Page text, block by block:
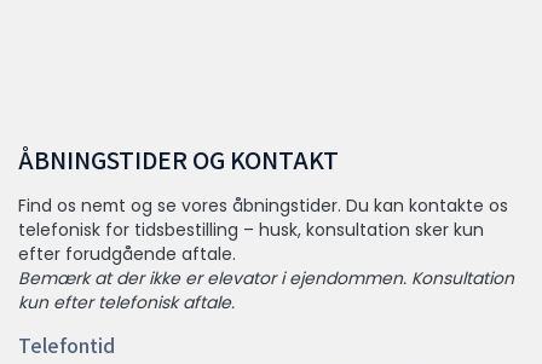
ÅBNINGSTIDER OG KONTAKT
Find os nemt og se vores åbningstider. Du kan kontakte os
telefonisk for tidsbestilling – husk, konsultation sker kun
efter forudgående aftale.
Bemærk at der ikke er elevator i ejendommen. Konsultation
kun efter telefonisk aftale.
Telefontid